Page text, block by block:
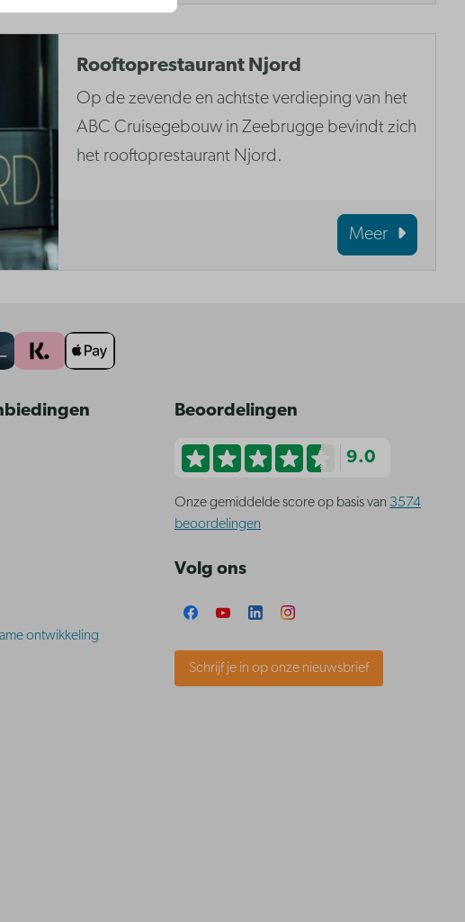
Rooftoprestaurant Njord
Op de zevende en achtste verdieping van het
ABC Cruisegebouw in Zeebrugge bevindt zich
het rooftoprestaurant Njord.
Meer
ontwikkeling
Beoordelingen
9.0
Onze gemiddelde score op basis van 3574
beoordelingen
Volg ons
Schrijf je in op onze nieuwsbrief